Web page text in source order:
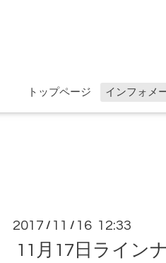
トップページ インフォメ
2017 / 11 / 16 12:33
11月17日ライン